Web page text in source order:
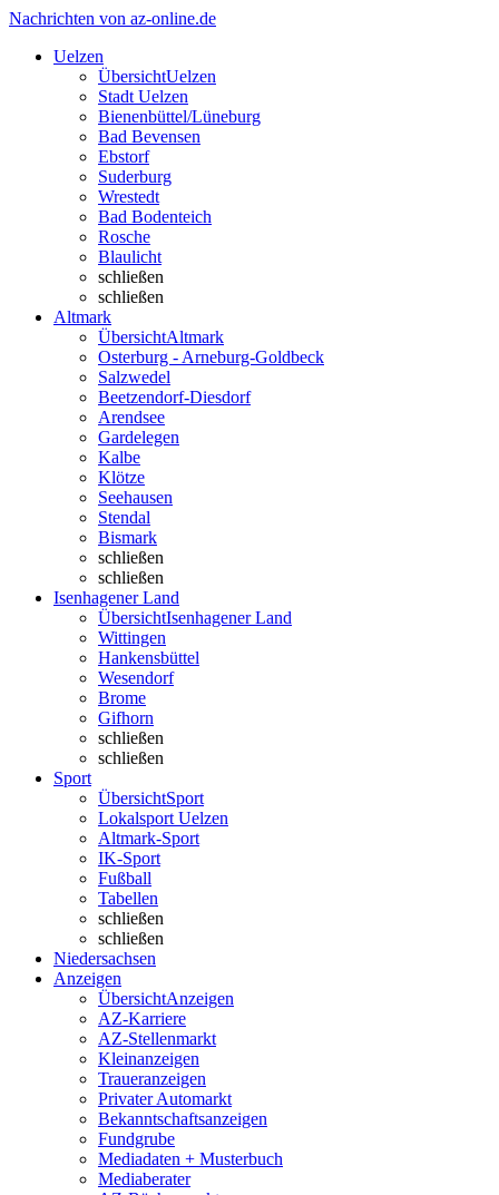
Nachrichten von az-online.de
Uelzen
ÜbersichtUelzen
Stadt Uelzen
Bienenbüttel/Lüneburg
Bad Bevensen
Ebstorf
Suderburg
Wrestedt
Bad Bodenteich
Rosche
Blaulicht
schließen
schließen
Altmark
ÜbersichtAltmark
Osterburg - Arneburg-Goldbeck
Salzwedel
Beetzendorf-Diesdorf
Arendsee
Gardelegen
Kalbe
Klötze
Seehausen
Stendal
Bismark
schließen
schließen
Isenhagener Land
ÜbersichtIsenhagener Land
Wittingen
Hankensbüttel
Wesendorf
Brome
Gifhorn
schließen
schließen
Sport
ÜbersichtSport
Lokalsport Uelzen
Altmark-Sport
IK-Sport
Fußball
Tabellen
schließen
schließen
Niedersachsen
Anzeigen
ÜbersichtAnzeigen
AZ-Karriere
AZ-Stellenmarkt
Kleinanzeigen
Traueranzeigen
Privater Automarkt
Bekanntschaftsanzeigen
Fundgrube
Mediadaten + Musterbuch
Mediaberater